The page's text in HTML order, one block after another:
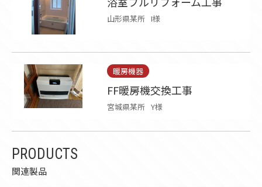
山形県某所 I様
暖房機器
FF暖房機交換工事
宮城県某所 Y様
PRODUCTS
関連製品